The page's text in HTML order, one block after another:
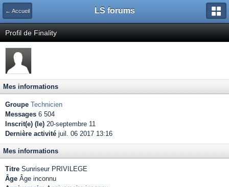
← Accueil LS forums
Profil de Finality
Mes informations
Groupe Technicien
Messages 6 504
Inscrit(e) (le) 20-septembre 11
Dernière activité juil. 06 2017 13:16
Mes informations
Titre Sunriseur PRIVILEGE
Âge Âge inconnu